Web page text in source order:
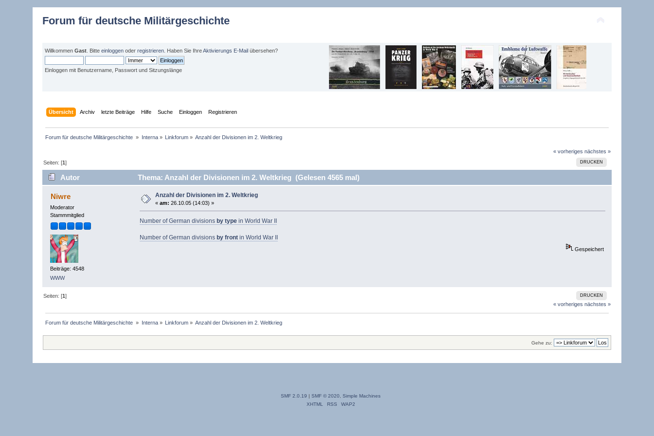
Forum für deutsche Militärgeschichte
WillkommenGast . Bitteeinloggen oderregistrieren . Haben Sie IhreAktivierungs E-Mail übersehen?
Einloggen mit Benutzername, Passwort und Sitzungslänge
Übersicht Archiv letzte Beiträge Hilfe Suche Einloggen Registrieren
Forum für deutsche Militärgeschichte » Interna» Linkforum » Anzahl der Divisionen im 2. Weltkrieg
« vorheriges nächstes »
DRUCKEN
Seiten: [1]
Autor Thema: Anzahl der Divisionen im 2. Weltkrieg (Gelesen 4565 mal)
Niwre
Moderator
Stammmitglied
Beiträge: 4548
WWW
Anzahl der Divisionen im 2. Weltkrieg
«am: 26.10.05 (14:03) »
Number of German divisions by typein World War II
Number of German divisions by frontin World War II
Gespeichert
DRUCKEN
Seiten: [1]
« vorheriges nächstes »
Forum für deutsche Militärgeschichte » Interna» Linkforum » Anzahl der Divisionen im 2. Weltkrieg
Gehe zu:
SMF 2.0.19 | SMF © 2020
Simple Machines
XHTML
RSS WAP2